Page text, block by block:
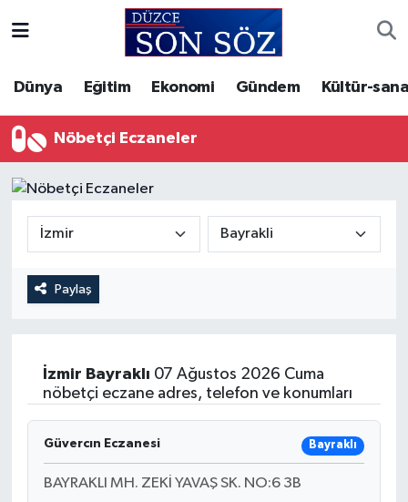
Dünya Eğitim Ekonomi Gündem Kültür-
Nöbetçi Eczaneler
Paylaş
İzmir Bayraklı 07 Ağustos 2026 Cuma
nöbetçi eczane adres, telefon ve konumları
Güvercın Eczanesi Bayraklı
BAYRAKLI MH. ZEKİ YAVAŞ SK. NO:6 3B
Gizlilik Sözleşmesi
İletişim
Video Galeri
Akçakoca Hava Durumu
Akçakoca Trafik Yoğunluk Haritası
Tüm Manşetler
Son Dakika Haberleri